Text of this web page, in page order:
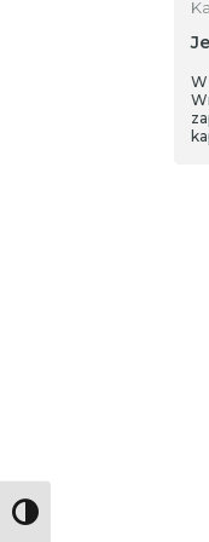
Toggle High Contrast